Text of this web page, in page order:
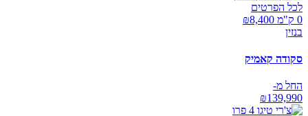
לכל הפרטים
0 ק"מ ₪
8,400
בנזין
סקודה קאמיק
החל מ-
₪139,990